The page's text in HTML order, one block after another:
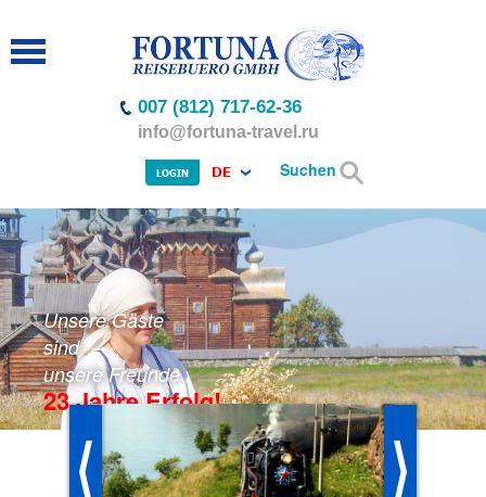
Suchen
007 (812) 717-62-36
info@fortuna-travel.ru
LOGIN DE
Unsere Gäste
sind
unsere Freunde
23 Jahre Erfolg!